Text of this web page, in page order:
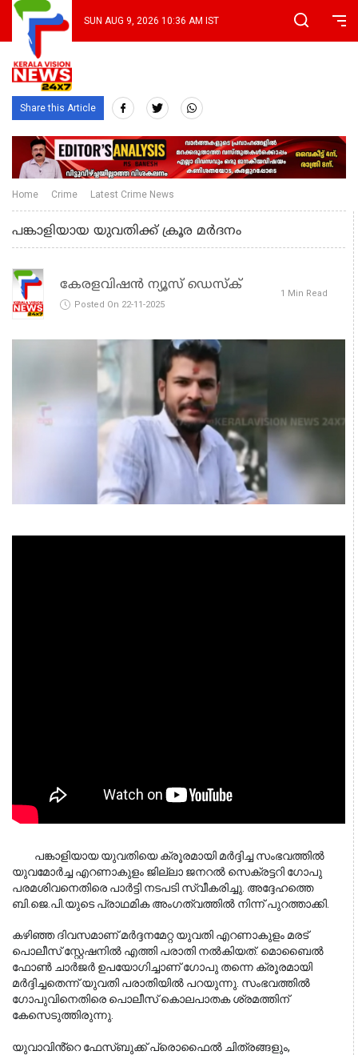
SUN AUG 9, 2026 10:36 AM IST
Share this Article
Home Crime Latest Crime News
പങ്കാളിയായ യുവതിക്ക് ക്രൂര മര്‍ദനം
കേരളവിഷൻ ന്യൂസ് ഡെസ്‌ക്
Posted On 22-11-2025
1 Min Read
പങ്കാളിയായ യുവതിയെ ക്രൂരമായി മർദ്ദിച്ച സംഭവത്തിൽ
യുവമോർച്ച എറണാകുളം ജില്ലാ ജനറൽ സെക്രട്ടറി ഗോപു
പരമശിവനെതിരെ പാർട്ടി നടപടി സ്വീകരിച്ചു. അദ്ദേഹത്തെ
ബി.ജെ.പി.യുടെ പ്രാഥമിക അംഗത്വത്തിൽ നിന്ന് പുറത്താക്കി.
കഴിഞ്ഞ ദിവസമാണ് മർദ്ദനമേറ്റ യുവതി എറണാകുളം മരട്
പൊലീസ് സ്റ്റേഷനിൽ എത്തി പരാതി നൽകിയത്. മൊബൈൽ
ഫോൺ ചാർജർ ഉപയോഗിച്ചാണ് ഗോപു തന്നെ ക്രൂരമായി
മർദ്ദിച്ചതെന്ന് യുവതി പരാതിയിൽ പറയുന്നു. സംഭവത്തിൽ
ഗോപുവിനെതിരെ പൊലീസ് കൊലപാതക ശ്രമത്തിന്
കേസെടുത്തിരുന്നു.
യുവാവിൻ്റെ ഫേസ്ബുക്ക് പ്രൊഫൈൽ ചിത്രങ്ങളും,